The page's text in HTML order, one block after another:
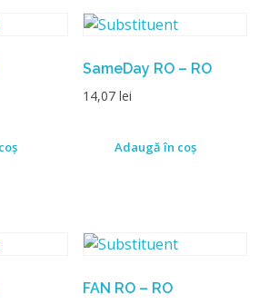
SameDay RO – RO
14,07 lei
Adaugă în coș
FAN RO – RO